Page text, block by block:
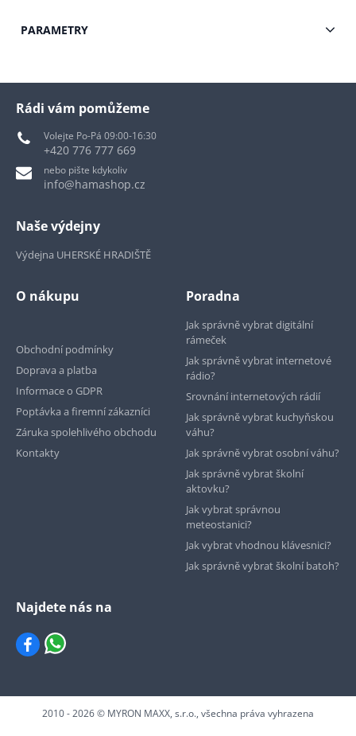
PARAMETRY
Rádi vám pomůžeme
Volejte Po-Pá 09:00-16:30
+420 776 777 669
nebo pište kdykoliv
info@hamashop.cz
Naše výdejny
Výdejna UHERSKÉ HRADIŠTĚ
O nákupu
Obchodní podmínky
Doprava a platba
Informace o GDPR
Poptávka a firemní zákazníci
Záruka spolehlivého obchodu
Kontakty
Poradna
Jak správně vybrat digitální
rámeček
Jak správně vybrat internetové
rádio?
Srovnání internetových rádií
Jak správně vybrat kuchyňskou
váhu?
Jak správně vybrat osobní váhu?
Jak správně vybrat školní
aktovku?
Jak vybrat správnou
meteostanici?
Jak vybrat vhodnou klávesnici?
Jak správně vybrat školní batoh?
Najdete nás na
2010 - 2026 © MYRON MAXX, s.r.o., všechna práva vyhrazena